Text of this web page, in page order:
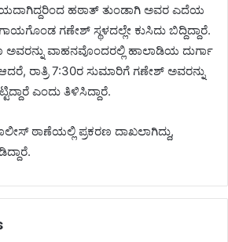
ಹಠಾತ್ ತುಂಡಾಗಿ ಅವರ ಎದೆಯ
ಗಣೇಶ್ ಸ್ಥಳದಲ್ಲೇ ಕುಸಿದು ಬಿದ್ದಿದ್ದಾರೆ.
ಅವರನ್ನು ವಾಹನವೊಂದರಲ್ಲಿ ಹಾಲಾಡಿಯ ದುರ್ಗಾ
ರಾತ್ರಿ 7:30ರ ಸುಮಾರಿಗೆ ಗಣೇಶ್ ಅವರನ್ನು
ಎಂದು ತಿಳಿಸಿದ್ದಾರೆ.
ಠಾಣೆಯಲ್ಲಿ ಪ್ರಕರಣ ದಾಖಲಾಗಿದ್ದು,